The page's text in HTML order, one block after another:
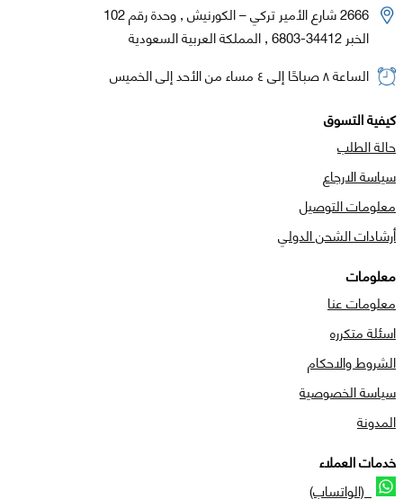
2666 شارع الأمير تركي – الكورنيش , وحدة رقم 102
الخبر 34412-6803 , المملكة العربية السعودية
الساعة ٨ صباحًا إلى ٤ مساء من الأحد إلى الخميس
كيفية التسوق
حالة الطلب
سياسة الارجاع
معلومات التوصيل
أرشادات الشحن الدولي
معلومات
معلومات عنا
اسئلة متكرره
الشروط والاحكام
سياسة الخصوصية
المدونة
خدمات العملاء
(الواتساب)